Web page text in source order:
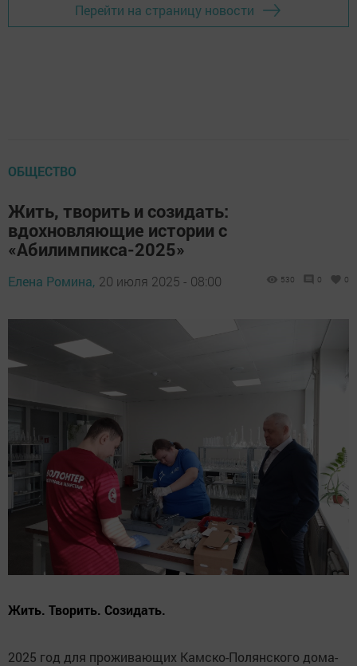
Перейти на страницу новости
ОБЩЕСТВО
Жить, творить и созидать:
вдохновляющие истории с
«Абилимпикса-2025»
Елена Ромина, 20 июля 2025 - 08:00 530 0 0
Жить. Творить. Созидать.
2025 год для проживающих Камско-Полянского дома-